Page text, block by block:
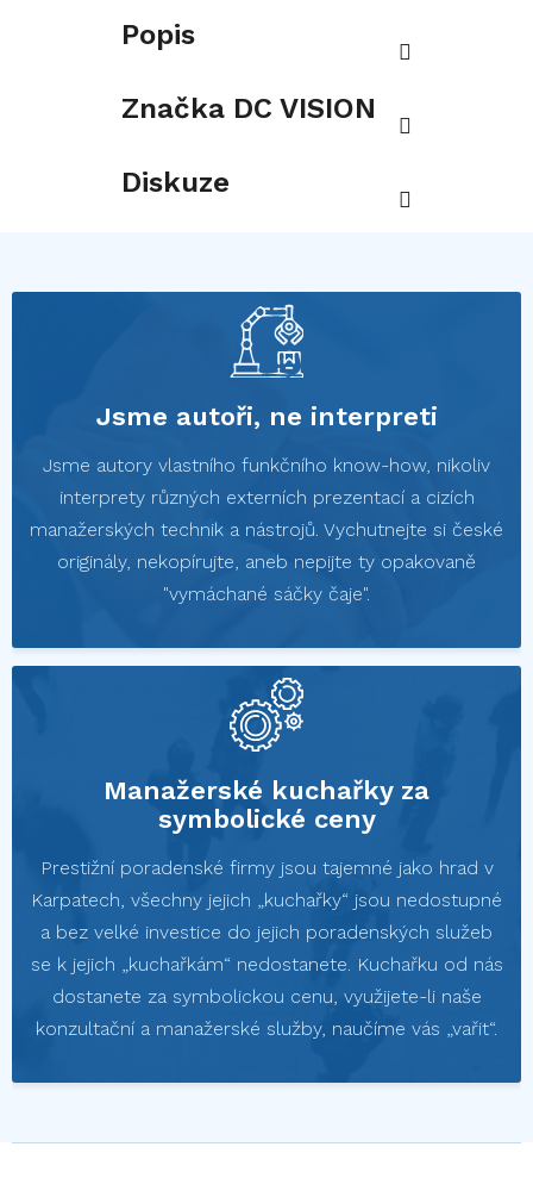
Popis
Značka DC VISION
Diskuze
Jsme autoři, ne interpreti
Jsme autory vlastního funkčního know-how, nikoliv
interprety různých externích prezentací a cizích
manažerských technik a nástrojů. Vychutnejte si české
originály, nekopírujte, aneb nepijte ty opakovaně
"vymáchané sáčky čaje".
Manažerské kuchařky za
symbolické ceny
Prestižní poradenské firmy jsou tajemné jako hrad v
Karpatech, všechny jejich „kuchařky“ jsou nedostupné
a bez velké investice do jejich poradenských služeb
se k jejich „kuchařkám“ nedostanete. Kuchařku od nás
dostanete za symbolickou cenu, využijete-li naše
konzultační a manažerské služby, naučíme vás „vařit“.